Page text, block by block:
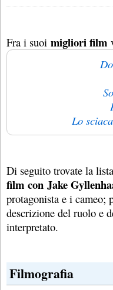
Fra i suoi migliori film
Lo
Di seguito trovate la
film con Jake
protagonista e i cameo;
descrizione del ruolo e
interpretato.
Filmografia